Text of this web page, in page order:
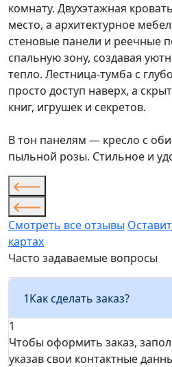
комнату. Двухэтажная
место, а архитектурное
стеновые панели и реечные
спальную зону, создавая
тепло. Лестница-тумба с
просто доступ наверх, а
книг, игрушек и секретов.
В тон панелям — кресло с
пыльной розы. Стильное и
Смотреть все отзывы
картах
Часто задаваемые вопросы
1Как сделать заказ?
1
Чтобы оформить заказ,
указав свои контактные